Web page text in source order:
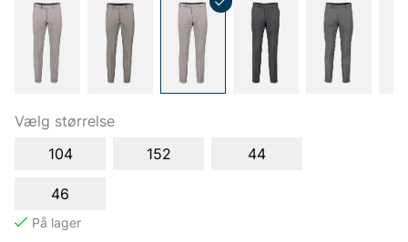
Vælg størrelse
104
152 44
46